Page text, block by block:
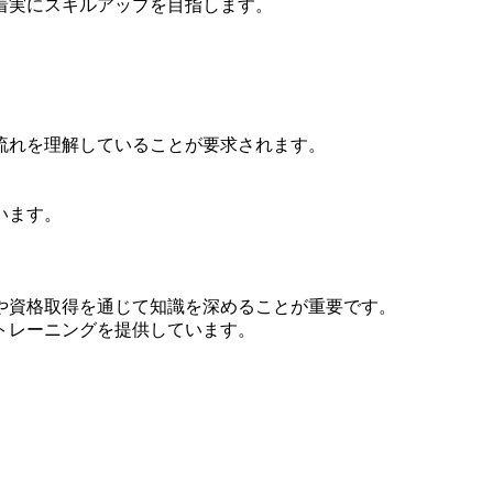
にスキルアップを目指します。
を理解していることが要求されます。
す。
格取得を通じて知識を深めることが重要です。
ーニングを提供しています。